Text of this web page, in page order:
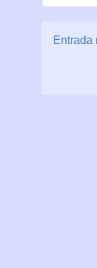
Entrada